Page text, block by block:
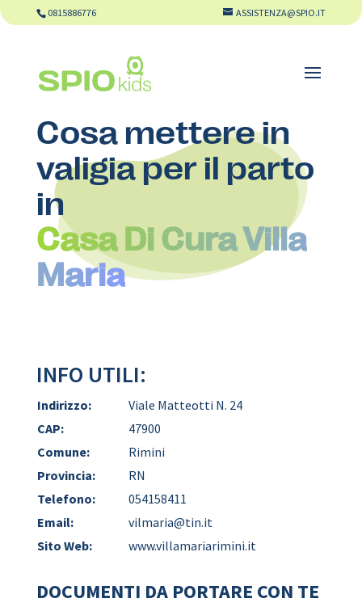
0815886776 ASSISTENZA@SPIO.IT
Cosa mettere in
valigia per il parto
in
Casa Di Cura Villa
Maria
INFO UTILI:
Indirizzo:
Viale Matteotti N. 24
CAP:
47900
Comune:
Rimini
Provincia:
RN
Telefono:
054158411
Email:
vilmaria@tin.it
Sito Web:
www.villamariarimini.it
DOCUMENTI DA PORTARE CON TE